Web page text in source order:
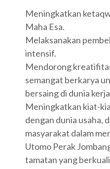
Meningkatkan
Maha Esa.
Melaksanakan
intensif.
Mendorong
semangat berkarya
bersaing di dunia
Meningkatkan kiat-
dengan dunia usaha,
masyarakat dalam
Utomo Perak
tamatan yang